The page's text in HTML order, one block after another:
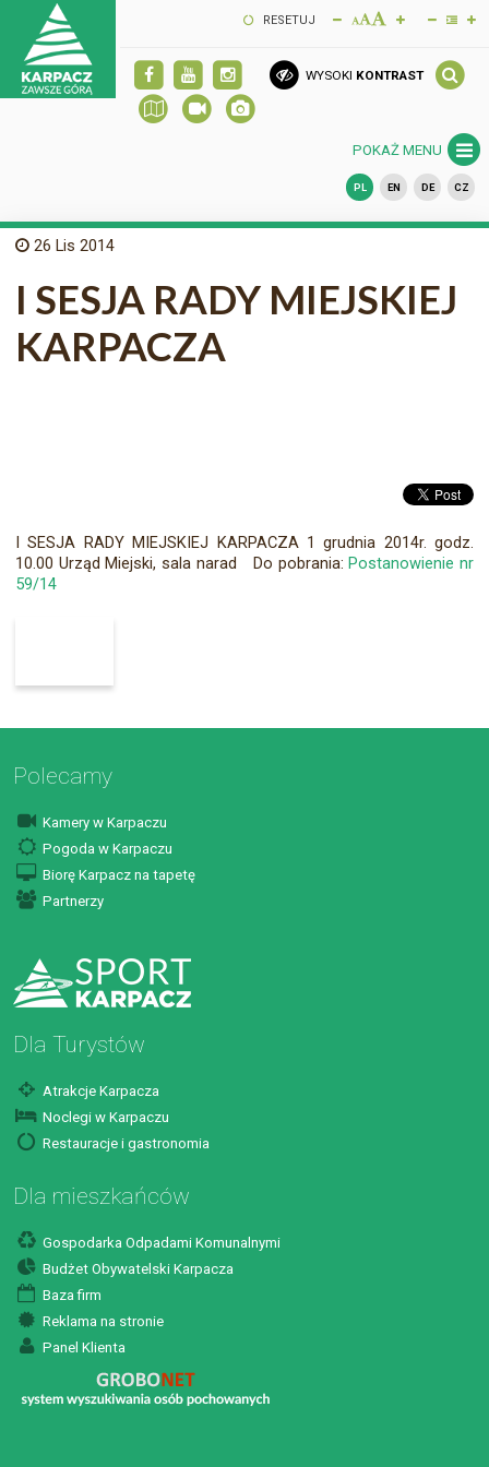
RESETUJ
WYSOKI KONTRAST
POKAŻ MENU
PL EN DE CZ
26 Lis 2014
I SESJA RADY MIEJSKIEJ
KARPACZA
I SESJA RADY MIEJSKIEJ KARPACZA 1 grudnia 2014r. godz.
10.00 Urząd Miejski, sala narad Do pobrania: Postanowienie nr
59/14
Polecamy
Kamery w Karpaczu
Pogoda w Karpaczu
Biorę Karpacz na tapetę
Partnerzy
Dla Turystów
Atrakcje Karpacza
Noclegi w Karpaczu
Restauracje i gastronomia
Dla mieszkańców
Gospodarka Odpadami Komunalnymi
Budżet Obywatelski Karpacza
Baza firm
Reklama na stronie
Panel Klienta